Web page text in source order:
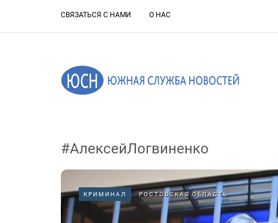
СВЯЗАТЬСЯ С НАМИ О НАС
#АлексейЛогвиненко
КРИМИНАЛ РОСТОВСКАЯ ОБЛАСТЬ